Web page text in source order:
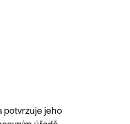
potvrzuje jeho